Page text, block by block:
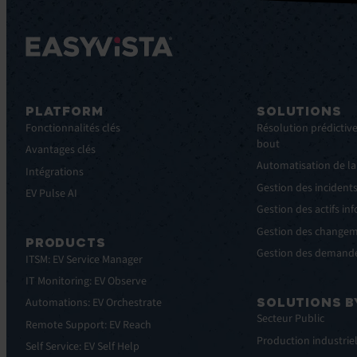
PLATFORM
Fonctionnalités clés
Avantages clés
Intégrations
EV Pulse AI
PRODUCTS
ITSM: EV Service Manager
IT Monitoring: EV Observe
Automations: EV Orchestrate
Remote Support: EV Reach
Self Service: EV Self Help
SOLUTIONS
Résolution
bout
Automatisation de
Gestion des incidents
Gestion des actifs
Gestion des
Gestion des
SOLUTIONS
Secteur Public
Production